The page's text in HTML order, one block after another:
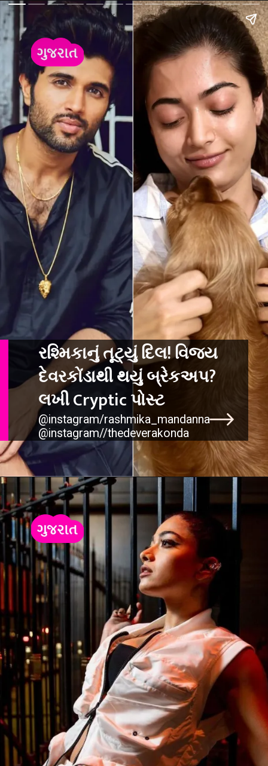
રશ્મિકાનું તૂટ્યું દિલ! વિજય
દેવરકોંડાથી થયું બ્રેકઅપ?
લખી Cryptic પોસ્ ટ
@instagram/rashmika_mandanna
@instagram//thedeverakonda